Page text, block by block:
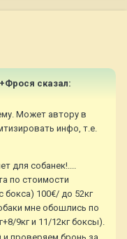
сказал:
Может автору в
инфо, т.е.
для собанек!....
по стоимости
бокса) 100€/ до 52кг
мне обошлись по
9кг и 11/12кг боксы).